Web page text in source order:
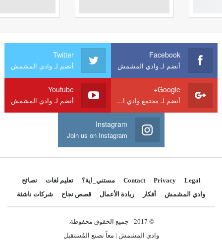
Facebook
أنضم لـ وادي المشمش
Twitter
أنضم لـ وادي المشمش
Google+
أنضم لـ مجتمع وادي المشمش
Youtube
أنضم لـ وادي المشمش
Instagram
Join us on Instagram
Legal
Privacy
Contact مستني_اية؟ تعليم لغات
نصائح
وادي المشمش
أفكار ريادة الأعمال قصص نجاح شركات ناشئة
© 2017 - جميع الحقوق محفوظة.
وادي المشمش | معاً نصنع المُستقبل